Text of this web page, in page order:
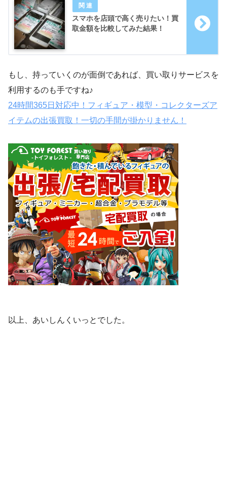
スマホを店頭で高く売りたい！買
取金額を比較してみた結果！
もし、持っていくのが面倒であれば、買い取りサービスを
利用するのも手ですね♪
24時間365日対応中！フィギュア・模型・コレクターズア
イテムの出張買取！一切の手間が掛かりません！
以上、あいしんくいっとでした。